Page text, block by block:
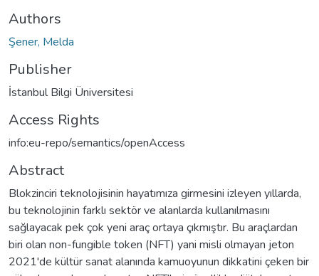
Authors
Şener, Melda
Publisher
İstanbul Bilgi Üniversitesi
Access Rights
info:eu-repo/semantics/openAccess
Abstract
Blokzinciri teknolojisinin hayatımıza girmesini izleyen yıllarda,
bu teknolojinin farklı sektör ve alanlarda kullanılmasını
sağlayacak pek çok yeni araç ortaya çıkmıştır. Bu araçlardan
biri olan non-fungible token (NFT) yani misli olmayan jeton
2021'de kültür sanat alanında kamuoyunun dikkatini çeken bir